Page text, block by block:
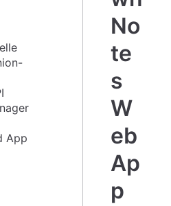
App
No
te
s
W
eb
Ap
p